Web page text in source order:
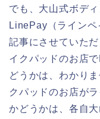
でも、大山式ボデ
LinePay（ライン
記事にさせていた
イクパッドのお店
どうかは、わかり
クパッドのお店が
かどうかは、各自